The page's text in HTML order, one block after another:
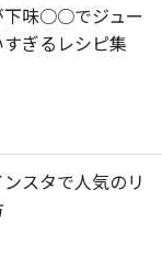
下味○○でジュー
ぎるレシピ集
スタで人気のリ